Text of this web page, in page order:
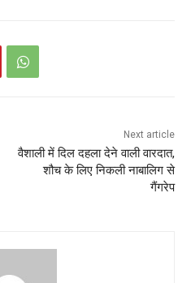
Next article
वैशाली में दिल दहला देने वाली वारदात,
शौच के लिए निकली नाबालिग से
गैंगरेप